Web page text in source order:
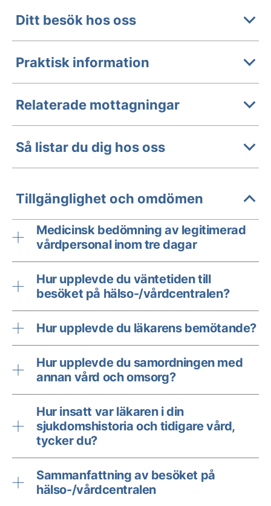
Ditt besök hos oss
Praktisk information
Relaterade mottagningar
Så listar du dig hos oss
Tillgänglighet och omdömen
Medicinsk bedömning av legitimerad
vårdpersonal inom tre dagar
Hur upplevde du väntetiden till
besöket på hälso-/vårdcentralen?
Hur upplevde du läkarens bemötande?
Hur upplevde du samordningen med
annan vård och omsorg?
Hur insatt var läkaren i din
sjukdomshistoria och tidigare vård,
tycker du?
Sammanfattning av besöket på
hälso-/vårdcentralen